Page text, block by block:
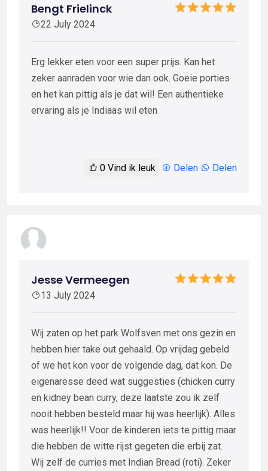
Bengt Frielinck
22 July 2024
Erg lekker eten voor een super prijs. Kan het
zeker aanraden voor wie dan ook. Goeie porties
en het kan pittig als je dat wil! Een authentieke
ervaring als je Indiaas wil eten
0 Vind ik leuk Delen Delen
Jesse Vermeegen
13 July 2024
Wij zaten op het park Wolfsven met ons gezin en
hebben hier take out gehaald. Op vrijdag gebeld
of we het kon voor de volgende dag, dat kon. De
eigenaresse deed wat suggesties (chicken curry
en kidney bean curry, deze laatste zou ik zelf
nooit hebben besteld maar hij was heerlijk). Alles
was heerlijk!! Voor de kinderen iets te pittig maar
die hebben de witte rijst gegeten die erbij zat.
Wij zelf de curries met Indian Bread (roti). Zeker